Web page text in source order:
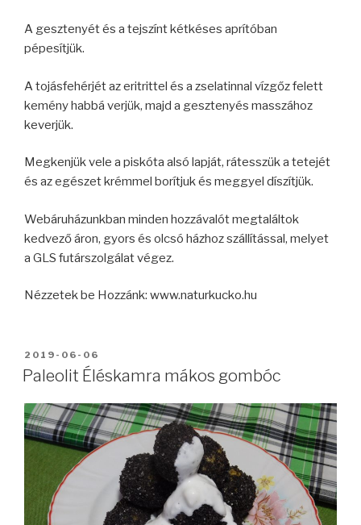
A gesztenyét és a tejszínt kétkéses aprítóban
pépesítjük.
A tojásfehérjét az eritrittel és a zselatinnal vízgőz felett
kemény habbá verjük, majd a gesztenyés masszához
keverjük.
Megkenjük vele a piskóta alsó lapját, rátesszük a tetejét
és az egészet krémmel borítjuk és meggyel díszítjük.
Webáruházunkban minden hozzávalót megtaláltok
kedvező áron, gyors és olcsó házhoz szállítással, melyet
a GLS futárszolgálat végez.
Nézzetek be Hozzánk: www.naturkucko.hu
BEKÜLDVE:
2019-06-06
Paleolit Éléskamra mákos gombóc